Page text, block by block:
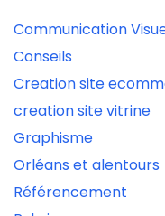
Communication
Conseils
Creation site
creation site vitrine
Graphisme
Orléans et alentours
Référencement